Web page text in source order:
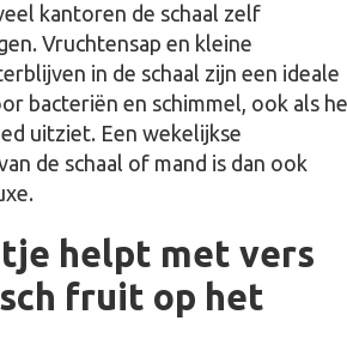
kantoren de schaal zelf
Vruchtensap en kleine
in de schaal zijn een ideale
bacteriën en schimmel, ook als
uitziet. Een wekelijkse
de schaal of mand is dan ook
helpt met vers
fruit op het